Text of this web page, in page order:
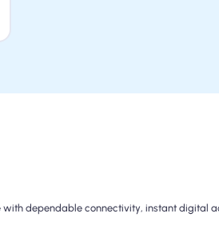
with dependable connectivity, instant digital